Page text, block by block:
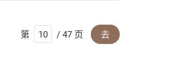
第 / 47 页 去